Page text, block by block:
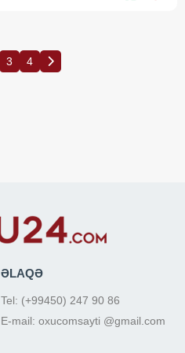
3 4
ƏLAQƏ
Tel: (+99450) 247 90 86
E-mail: oxucomsayti @gmail.com